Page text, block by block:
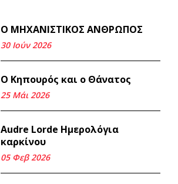
Ο ΜΗΧΑΝΙΣΤΙΚΟΣ ΑΝΘΡΩΠΟΣ
30 Ιούν 2026
Ο Κηπουρός και ο Θάνατος
25 Μάι 2026
Audre Lorde Ημερολόγια
καρκίνου
05 Φεβ 2026
Και τα λεφτά ξαναγυρίζουν
σε σένα.
Μνήμη Νίκου Μαλάμου
Iμάντες και μετα - πράτες
(βαποράκια) μέρος
δεύτερον, με τον τρόπο του